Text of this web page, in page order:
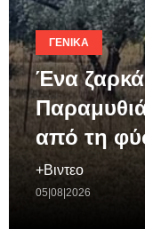
ΓΕΝΙΚΆ
Ένα
από τη
+Βιντεο
05|08|2026